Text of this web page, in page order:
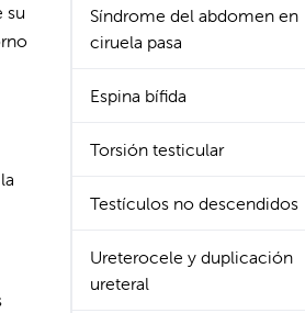
su
Síndrome del abdomen en
ciruela pasa
Espina bífida
Torsión testicular
Testículos no descendidos
Ureterocele y duplicación
ureteral